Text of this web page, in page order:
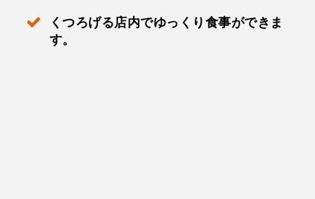
くつろげる店内でゆっくり食事ができま
す。